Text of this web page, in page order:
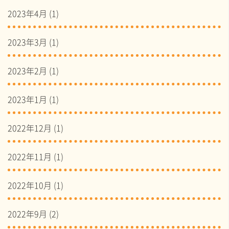
2023年4月 (1)
2023年3月 (1)
2023年2月 (1)
2023年1月 (1)
2022年12月 (1)
2022年11月 (1)
2022年10月 (1)
2022年9月 (2)